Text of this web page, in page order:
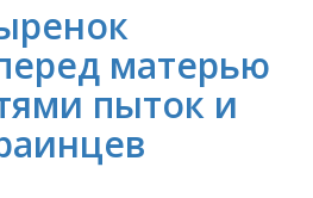
матерью
пыток и